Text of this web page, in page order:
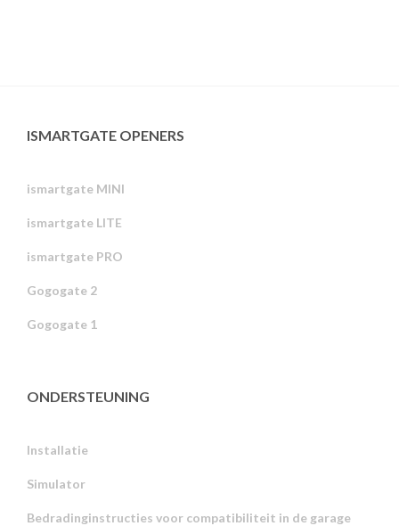
ISMARTGATE OPENERS
ismartgate MINI
ismartgate LITE
ismartgate PRO
Gogogate 2
Gogogate 1
ONDERSTEUNING
Installatie
Simulator
Bedradinginstructies voor compatibiliteit in de garage